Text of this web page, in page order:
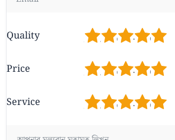
Quality 5
4
3
2
Price 5
4
3
2
Service 5
4
3
2